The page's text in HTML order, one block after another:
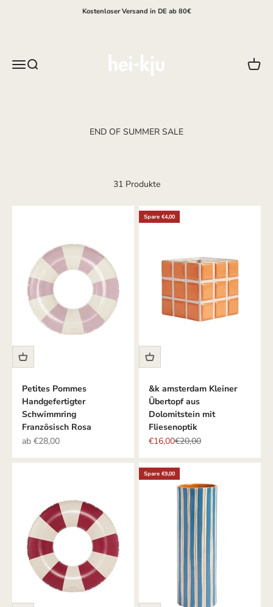
Kostenloser Versand in DE ab 80€
MenüSuche
31 Produkte
Petites Pommes
Handgefertigter
Schwimmring
Französisch Rosa
Angebot
ab €28,00
Spare €4,00
&k amsterdam Kleiner
Übertopf aus
Dolomitstein mit
Fliesenoptik
Angebot
€16,00Regulärer Preis
€20,00
Spare €9,00